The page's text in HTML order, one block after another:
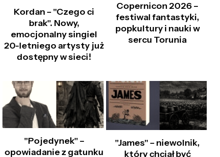
Kordan – "Czego ci
brak". Nowy,
emocjonalny singiel
20-letniego artysty już
dostępny w sieci!
Copernicon 2026 –
festiwal fantastyki,
popkultury i nauki w
sercu Torunia
"Pojedynek" –
opowiadanie z gatunku
"James" – niewolnik,
który chciał być